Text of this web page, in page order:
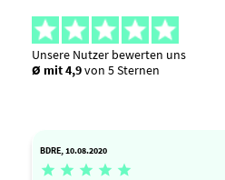
Unsere Nutzer bewerten uns
Ø mit 4,9von 5 Sternen
BDRE, 10.08.2020
    